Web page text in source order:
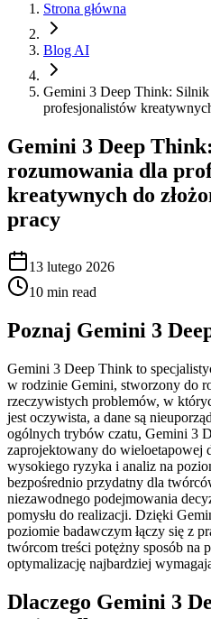
Strona główna
Blog AI
Gemini 3 Deep Think:
profesjonalistów
Gemini 3 Deep
rozumowania dla
kreatywnych do
pracy
13 lutego 2026
10 min read
Poznaj Gemini 3
Gemini 3 Deep Think to
w rodzinie Gemini, stworzony do
rzeczywistych problemów, w
jest oczywista, a dane są
ogólnych trybów czatu, Gemini 3
zaprojektowany do wieloetapowej
wysokiego ryzyka i analiz na
bezpośrednio przydatny dla
niezawodnego podejmowania
pomysłu do realizacji. Dzięki
poziomie badawczym łączy się z
twórcom treści potężny sposób na
optymalizację najbardziej
Dlaczego Gemini 3